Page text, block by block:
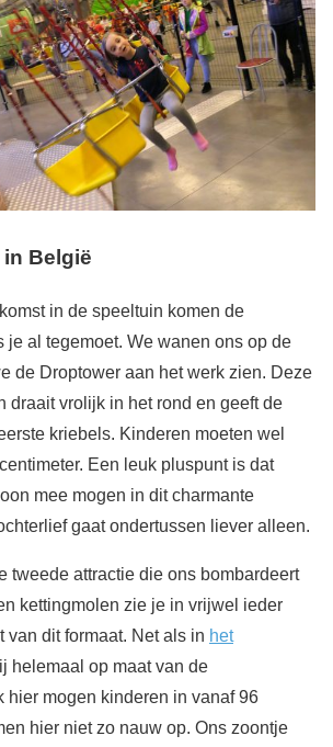
België
in de speeltuin komen de
je al tegemoet. We wanen ons op de
de Droptower aan het werk zien. Deze
draait vrolijk in het rond en geeft de
kriebels. Kinderen moeten wel
Een leuk pluspunt is dat
mee mogen in dit charmante
gaat ondertussen liever alleen.
tweede attractie die ons bombardeert
kettingmolen zie je in vrijwel ieder
van dit formaat. Net als in het
helemaal op maat van de
hier mogen kinderen in vanaf 96
hier niet zo nauw op. Ons zoontje